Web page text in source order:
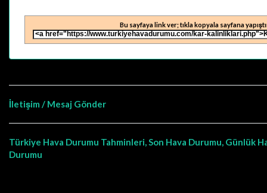
Bu sayfaya link ver; tıkla kopyala sayfana
İletişim / Mesaj Gönder
Türkiye Hava Durumu Tahminleri, Son Hava Durumu, Günlük
Durumu